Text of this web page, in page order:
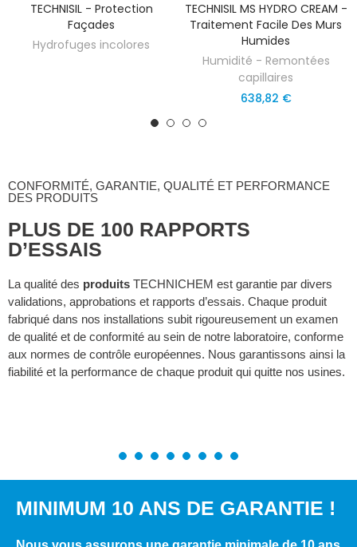
DÉCOUVREZ
TECHNISIL - Protection
Façades
Hydrofuges incolores
CHOISISSEZ UNE OPTION
TECHNISIL MS HYDRO CREAM -
Traitement Facile Des Murs
Humides
Humidité - Remontées
capillaires
638,82 €
CONFORMITÉ, GARANTIE, QUALITÉ ET PERFORMANCE
DES PRODUITS
PLUS DE 100 RAPPORTS
D’ESSAIS
La qualité des produits TECHNICHEM est garantie par divers
validations, approbations et rapports d’essais. Chaque produit
fabriqué dans nos installations subit rigoureusement un examen
de qualité et de conformité au sein de notre laboratoire, conforme
aux normes de contrôle européennes. Nous garantissons ainsi la
fiabilité et la performance de chaque produit qui quitte nos usines.
MINIMUM 10 ANS DE GARANTIE !